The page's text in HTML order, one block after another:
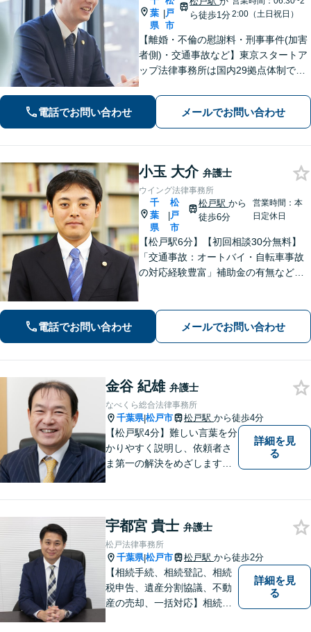
葉
県
|戸
市
ら徒歩1分2:00（土日祝日）
【離婚・不倫の慰謝料・刑事事件(加害
者側)・交通事故など】東京スタートア
ップ法律事務所は国内29拠点体制で全
対応(法律相談は完全予約制)】各分野で
専門性の高い弁護士が寄り添い解決を
サポートします。
電話でお問い合わせ メールでお問い合わせ
小玉 大介 弁護士
ウイング法律事務所
千
葉
県
|
松
戸
市
松戸駅から
徒歩6分
営業時間：本
日定休日
【松戸駅6分】【初回相談30分無料】
「交通事故：オートバイ・自転車事故
の対応経験豊富」補助金の有無など、
業詐欺による被害など、複雑な事情を
抱えた借金問題について豊富な解決実
電話でお問い合わせ メールでお問い合わせ
金谷 紀雄 弁護士
なべくら総合法律事務所
千葉県|松戸市 松戸駅 から徒歩4分
【松戸駅4分】難しい言葉を分
かりやすく説明し、依頼者さ
ま第一の解決をめざします
応します【離婚・男女問題】
男女ともに相談可。熟年離
婚、財産分与など、お任せく
ださい。
詳細を見
る
宇都宮 貴士 弁護士
松戸法律事務所
千葉県|松戸市 松戸駅 から徒歩2分
【相続手続、相続登記、相続
税申告、遺産分割協議、不動
産の売却、一括対応】相続に
詳細を見
る